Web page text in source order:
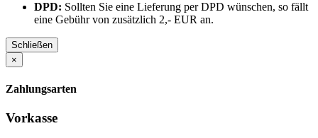
DPD: Sollten Sie eine Lieferung per DPD wünschen, so fällt
eine Gebühr von zusätzlich 2,- EUR an.
Schließen
×
Zahlungsarten
Vorkasse